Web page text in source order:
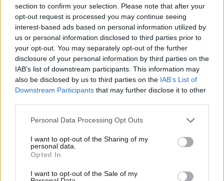
section to confirm your selection. Please note that after your
opt-out request is processed you may continue seeing
interest-based ads based on personal information utilized by
us or personal information disclosed to third parties prior to
your opt-out. You may separately opt-out of the further
disclosure of your personal information by third parties on the
IAB’s list of downstream participants. This information may
also be disclosed by us to third parties on the IAB’s List of
Downstream Participants that may further disclose it to other
Please note that this website/app uses one or more Google
not limited to your visit or usage behaviour. You may click to
grant or deny consent to Google and its third-party tags to
use your data for below specified purposes in below Google
consent section.
Personal Data Processing Opt Outs
I want to opt-out of the Sharing of my
personal data.
Opted In
I want to opt-out of the Sale of my
TRENDING